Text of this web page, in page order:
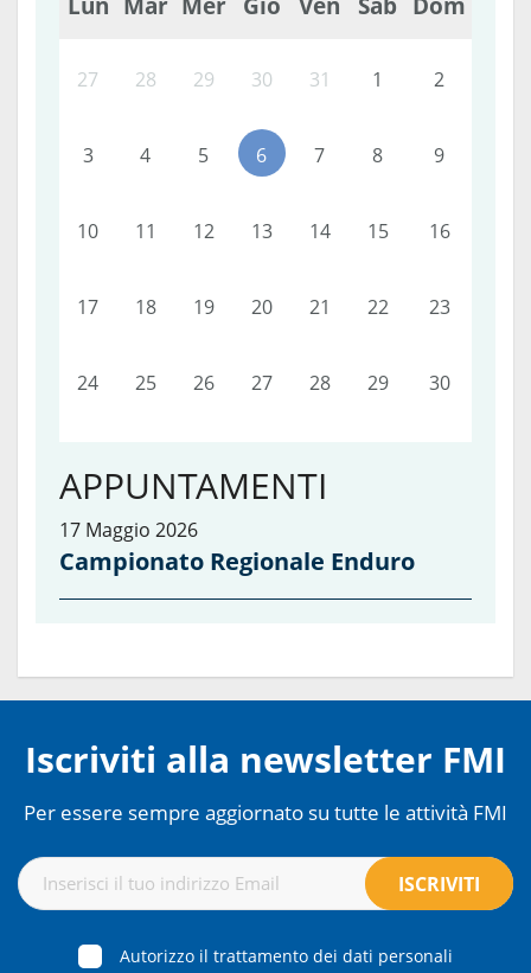
27 28 29 30 31 1 2
3 4 5 6 7 8 9
10 11 12 13 14 15 16
17 18 19 20 21 22 23
24 25 26 27 28 29 30
APPUNTAMENTI
17 Maggio 2026
Campionato Regionale Enduro
Iscriviti alla newsletter FMI
Per essere sempre aggiornato su tutte le attività FMI
Autorizzo il trattamento dei dati personali